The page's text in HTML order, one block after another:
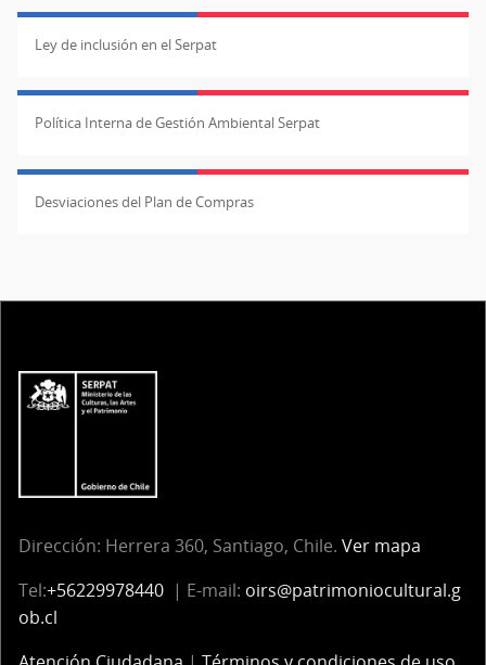
Ley de inclusión en el Serpat
Política Interna de Gestión Ambiental Serpat
Desviaciones del Plan de Compras
Dirección: Herrera 360, Santiago, Chile. Ver mapa
Tel:+56229978440 | E-mail: oirs@patrimoniocultural.g
ob.cl